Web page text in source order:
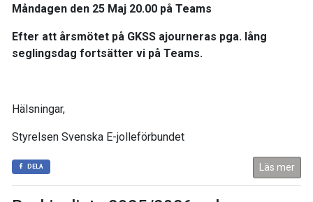
Måndagen den 25 Maj 20.00 på Teams
Efter att årsmötet på GKSS ajourneras pga. lång
seglingsdag fortsätter vi på Teams.
Hälsningar,
Styrelsen Svenska E-jolleförbundet
DELA Läs mer